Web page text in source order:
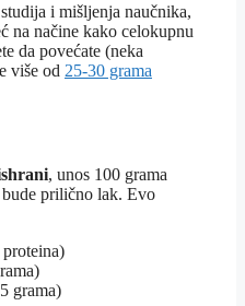
i mišljenja naučnika,
na načine kako celokupnu
da povećate (neka
više od 25-30 grama
, unos 100 grama
prilično lak. Evo
grama)